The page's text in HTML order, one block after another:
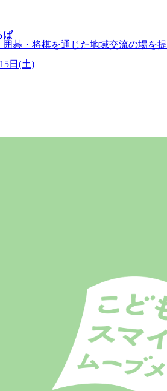
ば
碁・将棋を通じた地域交流の場を提
日(土)